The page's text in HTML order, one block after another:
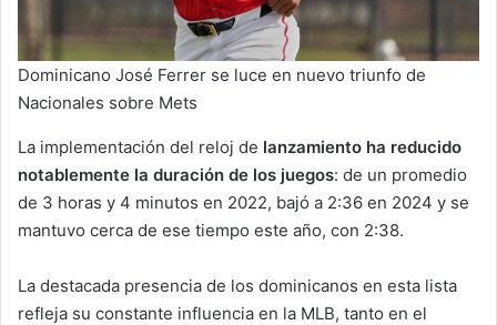
Dominicano José Ferrer se luce en nuevo triunfo de
Nacionales sobre Mets
La implementación del reloj de lanzamiento ha reducido
notablemente la duración de los juegos: de un promedio
de 3 horas y 4 minutos en 2022, bajó a 2:36 en 2024 y se
mantuvo cerca de ese tiempo este año, con 2:38.
La destacada presencia de los dominicanos en esta lista
refleja su constante influencia en la MLB, tanto en el